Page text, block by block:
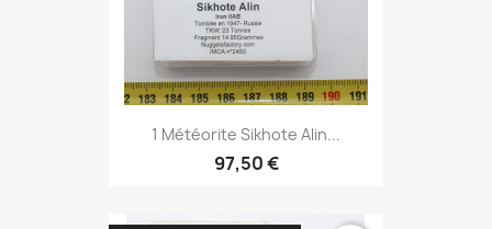
1 Météorite Sikhote Alin...
97,50 €